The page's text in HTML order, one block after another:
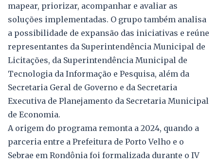
mapear, priorizar, acompanhar e avaliar as
soluções implementadas. O grupo também analisa
a possibilidade de expansão das iniciativas e reúne
representantes da Superintendência Municipal de
Licitações, da Superintendência Municipal de
Tecnologia da Informação e Pesquisa, além da
Secretaria Geral de Governo e da Secretaria
Executiva de Planejamento da Secretaria Municipal
de Economia.
A origem do programa remonta a 2024, quando a
parceria entre a Prefeitura de Porto Velho e o
Sebrae em Rondônia foi formalizada durante o IV